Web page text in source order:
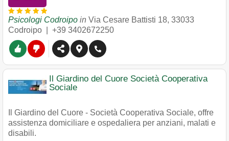
Psicologi Codroipo in Via Cesare Battisti 18, 33033
Codroipo
+39 3402672250
Il Giardino del Cuore Società Cooperativa
Sociale
Il Giardino del Cuore - Società Cooperativa Sociale, offre
assistenza domiciliare e ospedaliera per anziani, malati e
disabili.